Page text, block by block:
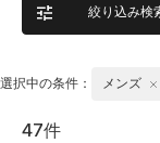
絞り込み検
選択中の条件： メンズ
47件